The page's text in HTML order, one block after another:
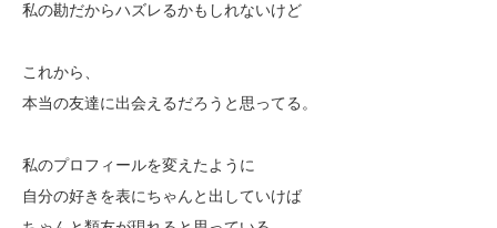
私の勘だからハズレるかもしれないけど
これから、
本当の友達に出会えるだろうと思ってる。
私のプロフィールを変えたように
自分の好きを表にちゃんと出していけば